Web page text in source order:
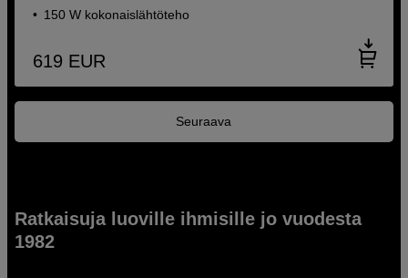
150 W kokonaislähtöteho
619 EUR
Seuraava
Ratkaisuja luoville ihmisille jo vuodesta
1982